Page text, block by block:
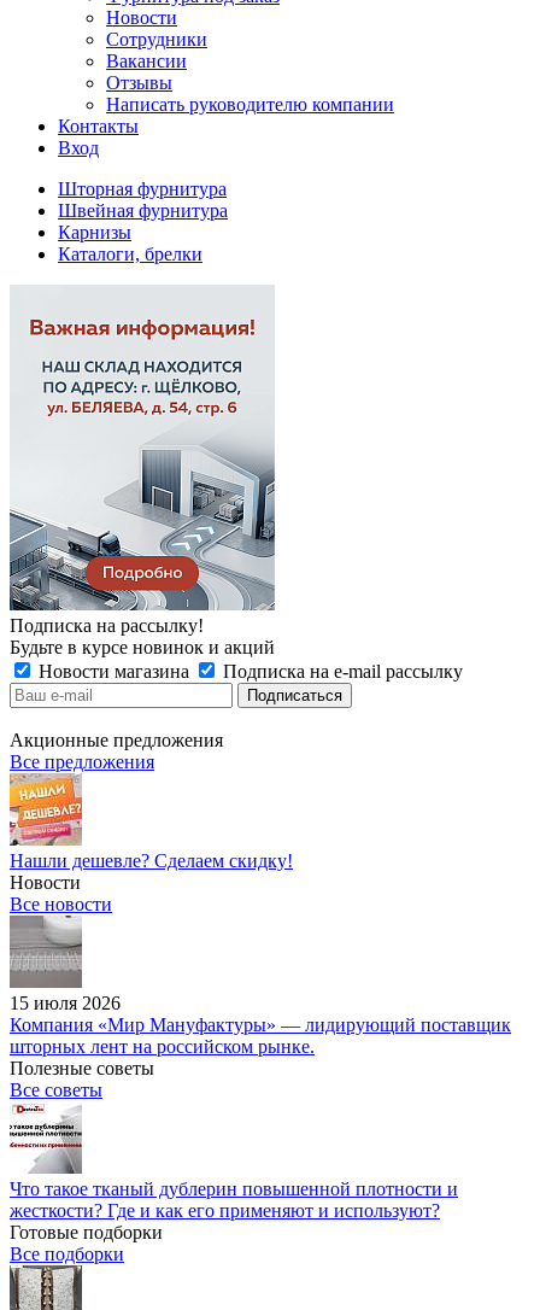
Новости
Сотрудники
Вакансии
Отзывы
Написать руководителю компании
Контакты
Вход
Шторная фурнитура
Швейная фурнитура
Карнизы
Каталоги, брелки
Подписка на рассылку!
Будьте в курсе новинок и акций
Новости магазина
Подписка на e-mail рассылку
Акционные предложения
Все предложения
Нашли дешевле? Сделаем скидку!
Новости
Все новости
15 июля 2026
Компания «Мир Мануфактуры» — лидирующий поставщик
шторных лент на российском рынке.
Полезные советы
Все советы
Что такое тканый дублерин повышенной плотности и
жесткости? Где и как его применяют и используют?
Готовые подборки
Все подборки